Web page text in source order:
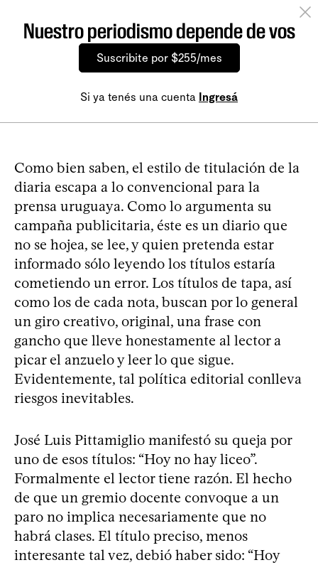
Nuestro periodismo depende de vos
Suscribite por $255/mes
Si ya tenés una cuenta Ingresá
Como bien saben, el estilo de titulación de la
diaria escapa a lo convencional para la
prensa uruguaya. Como lo argumenta su
campaña publicitaria, éste es un diario que
no se hojea, se lee, y quien pretenda estar
informado sólo leyendo los títulos estaría
cometiendo un error. Los títulos de tapa, así
como los de cada nota, buscan por lo general
un giro creativo, original, una frase con
gancho que lleve honestamente al lector a
picar el anzuelo y leer lo que sigue.
Evidentemente, tal política editorial conlleva
riesgos inevitables.
José Luis Pittamiglio manifestó su queja por
uno de esos títulos: “Hoy no hay liceo”.
Formalmente el lector tiene razón. El hecho
de que un gremio docente convoque a un
paro no implica necesariamente que no
habrá clases. El título preciso, menos
interesante tal vez, debió haber sido: “Hoy